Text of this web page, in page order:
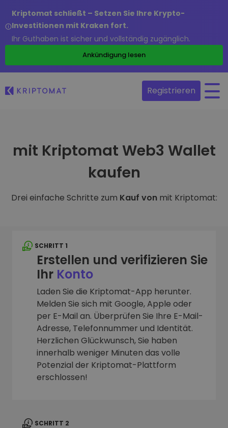
Kriptomat schließt – Setzen Sie Ihre Krypto-
Investitionen mit Kraken fort.
Ihr Guthaben ist sicher und vollständig zugänglich.
Ankündigung lesen
Registrieren
mit Kriptomat Web3 Wallet
kaufen
Drei einfache Schritte zum Kauf von mit Kriptomat:
SCHRITT 1
Erstellen und verifizieren Sie
Ihr Konto
Laden Sie die Kriptomat-App herunter.
Melden Sie sich mit Google, Apple oder
per E-Mail an. Überprüfen Sie Ihre E-Mail-
Adresse, Telefonnummer und Identität.
Herzlichen Glückwunsch, Sie haben
innerhalb weniger Minuten das volle
Potenzial der Kriptomat-Plattform
erschlossen!
SCHRITT 2